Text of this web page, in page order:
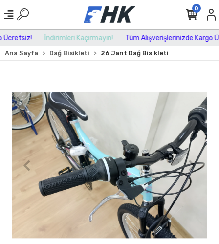
İndirimleri Kaçırmayın! Tüm Alışverişlerinizde Kargo
0
Ana Sayfa Dağ Bisikleti 26 Jant Dağ Bisikleti